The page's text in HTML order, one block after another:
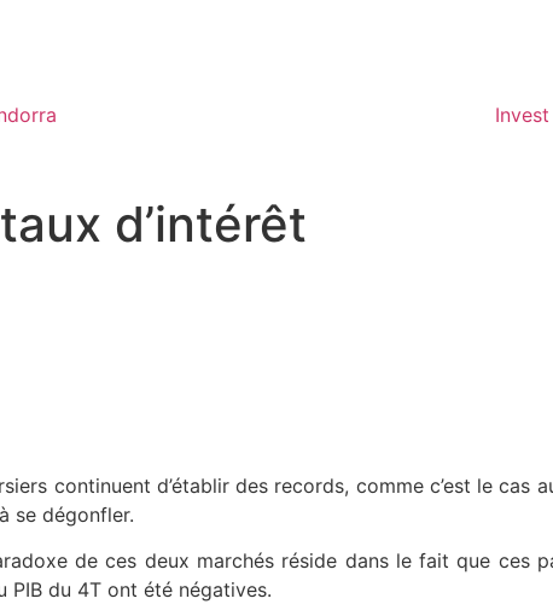
d’intérêt
continuent d’établir des records, comme c’est le cas
se dégonfler.
de ces deux marchés réside dans le fait que ces
PIB du 4T ont été négatives.